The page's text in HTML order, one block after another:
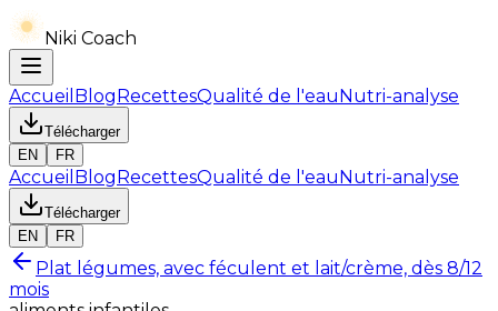
Niki Coach
Accueil BlogRecettesQualité de l'eauNutri-analyse
Télécharger
EN
FR
Accueil BlogRecettesQualité de l'eauNutri-analyse
Télécharger
EN
FR
Plat légumes, avec féculent et lait/crème, dès 8/12
mois